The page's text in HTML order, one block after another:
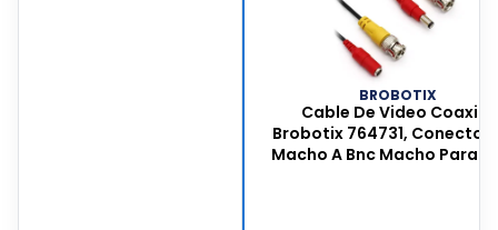
BROBOTIX
Cable De Video Coaxial
Brobotix 764731, Conector
Macho A Bnc Macho Para